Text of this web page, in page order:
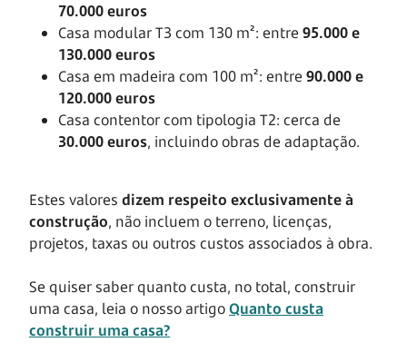
70.000 euros
Casa modular T3 com 130 m²: entre 95.000 e
130.000 euros
Casa em madeira com 100 m²: entre 90.000 e
120.000 euros
Casa contentor com tipologia T2: cerca de
30.000 euros, incluindo obras de adaptação.
Estes valores dizem respeito exclusivamente à
construção, não incluem o terreno, licenças,
projetos, taxas ou outros custos associados à obra.
Se quiser saber quanto custa, no total, construir
uma casa, leia o nosso artigoQuanto custa
construir uma casa?